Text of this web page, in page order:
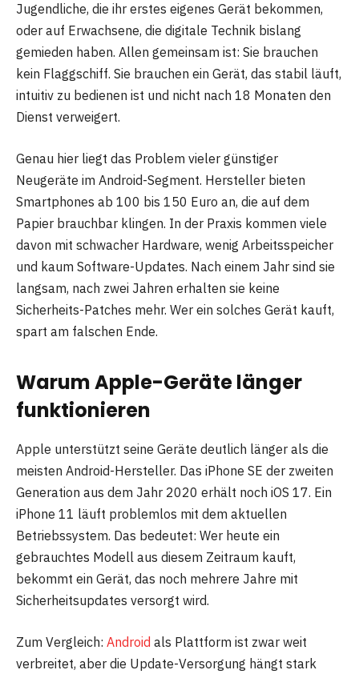
Jugendliche, die ihr erstes eigenes Gerät bekommen,
oder auf Erwachsene, die digitale Technik bislang
gemieden haben. Allen gemeinsam ist: Sie brauchen
kein Flaggschiff. Sie brauchen ein Gerät, das stabil läuft,
intuitiv zu bedienen ist und nicht nach 18 Monaten den
Dienst verweigert.
Genau hier liegt das Problem vieler günstiger
Neugeräte im Android-Segment. Hersteller bieten
Smartphones ab 100 bis 150 Euro an, die auf dem
Papier brauchbar klingen. In der Praxis kommen viele
davon mit schwacher Hardware, wenig Arbeitsspeicher
und kaum Software-Updates. Nach einem Jahr sind sie
langsam, nach zwei Jahren erhalten sie keine
Sicherheits-Patches mehr. Wer ein solches Gerät kauft,
spart am falschen Ende.
Warum Apple-Geräte länger
funktionieren
Apple unterstützt seine Geräte deutlich länger als die
meisten Android-Hersteller. Das iPhone SE der zweiten
Generation aus dem Jahr 2020 erhält noch iOS 17. Ein
iPhone 11 läuft problemlos mit dem aktuellen
Betriebssystem. Das bedeutet: Wer heute ein
gebrauchtes Modell aus diesem Zeitraum kauft,
bekommt ein Gerät, das noch mehrere Jahre mit
Sicherheitsupdates versorgt wird.
Zum Vergleich: Android als Plattform ist zwar weit
verbreitet, aber die Update-Versorgung hängt stark